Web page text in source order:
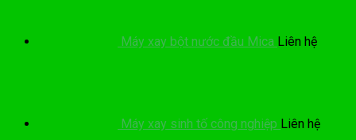
Máy xay bột nước đầu Mica Liên hệ
Máy xay sinh tố công nghiệp Liên hệ